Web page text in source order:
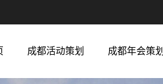
成都活动策划 成都年会策划